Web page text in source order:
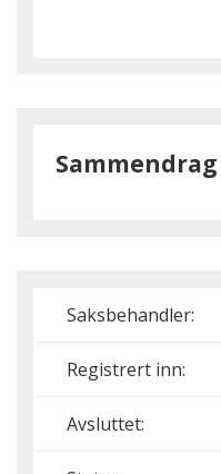
Sammendrag
Saksbehandler:
Registrert inn:
Avsluttet: